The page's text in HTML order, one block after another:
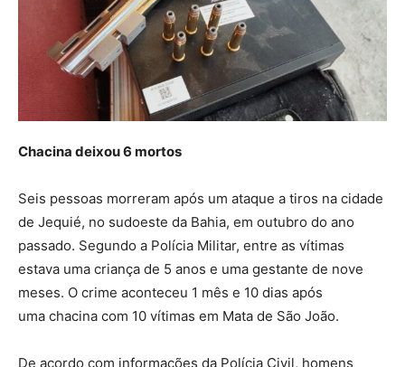
Chacina deixou 6 mortos
Seis pessoas morreram após um ataque a tiros na cidade
de Jequié, no sudoeste da Bahia, em outubro do ano
passado. Segundo a Polícia Militar, entre as vítimas
estava uma criança de 5 anos e uma gestante de nove
meses. O crime aconteceu 1 mês e 10 dias após
uma chacina com 10 vítimas em Mata de São João.
De acordo com informações da Polícia Civil, homens